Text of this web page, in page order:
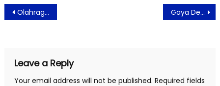
Post
navigation
Olahraga Selepas Sahur Sangat Diajurkan Gaya Desain Praktis Rumah Modern Minimalis Ala FECA Indonesia
Leave a Reply
Your email address will not be published. Required fields